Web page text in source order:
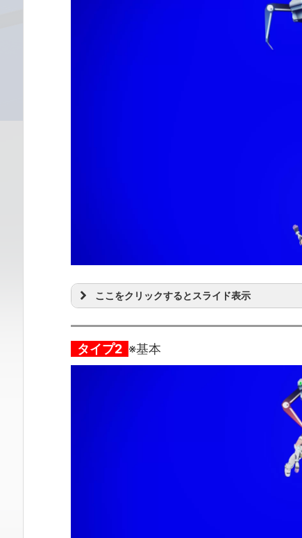
ここをクリックするとスライド表示
タイプ2 ※基本